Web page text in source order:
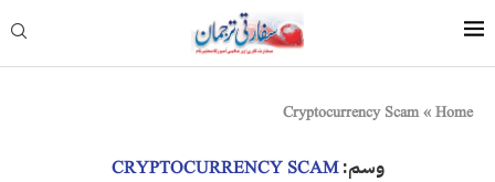
Home
»
Cryptocurrency Scam
وسم:CRYPTOCURRENCY SCAM